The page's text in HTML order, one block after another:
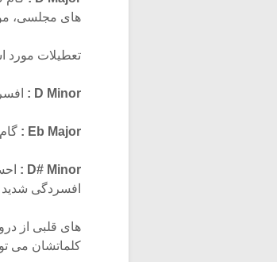
های مجلسی،
تعطیلات مورد
D Minor :
Eb Major :
D# Minor :
افسردگی
کلماتشان می